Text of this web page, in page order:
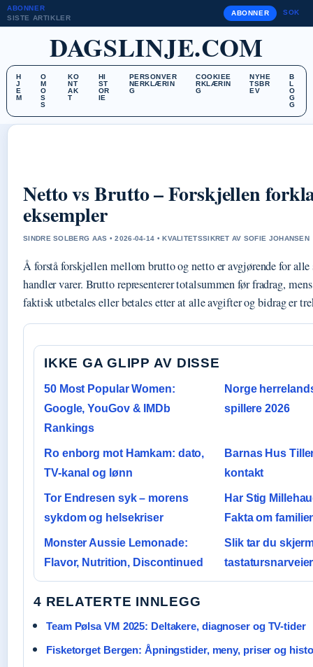
ABONNER
SISTE ARTIKLER
ABONNER SOK
DAGSLINJE.COM
H
J
E
M
O
M
O
S
S
KO
NT
AK
T
HI
ST
OR
IE
PERSONVER
NERKLÆRIN
G
COOKIEE
RKLÆRIN
G
NYHE
TSBR
EV
B
L
O
G
G
Netto vs Brutto – Forskjellen
eksempler
SINDRE SOLBERG AAS • 2026-04-14 • KVALITETSSIKRET AV SOFIE JOHANSEN
Å forstå forskjellen mellom brutto og netto er avgjørende for
handler varer. Brutto representerer totalsummen før fradrag,
faktisk utbetales eller betales etter at alle avgifter og bidrag er
IKKE GA GLIPP AV DISSE
50 Most Popular Women:
Google, YouGov & IMDb
Rankings
Norge
spillere 2026
Ro enborg mot Hamkam: dato,
TV-kanal og lønn
Barnas Hus
kontakt
Tor Endresen syk – morens
sykdom og helsekriser
Har Stig
Fakta om
Monster Aussie Lemonade:
Flavor, Nutrition, Discontinued
Slik tar du
4 RELATERTE INNLEGG
Team Pølsa VM 2025: Deltakere, diagnoser og TV-tider
Fisketorget Bergen: Åpningstider, meny, priser og